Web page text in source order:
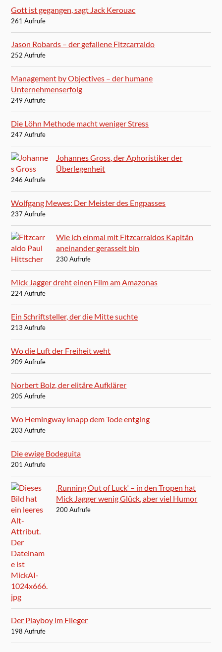
Gott ist gegangen, sagt Jack Kerouac
261 Aufrufe
Jason Robards – der gefallene Fitzcarraldo
252 Aufrufe
Management by Objectives – der humane
Unternehmenserfolg
249 Aufrufe
Die Löhn Methode macht weniger Stress
247 Aufrufe
Johannes Gross, der Aphoristiker der
Überlegenheit
246 Aufrufe
Wolfgang Mewes: Der Meister des Engpasses
237 Aufrufe
Wie ich einmal mit Fitzcarraldos Kapitän
aneinander gerasselt bin
230 Aufrufe
Mick Jagger dreht einen Film am Amazonas
224 Aufrufe
Ein Schriftsteller, der die Mitte suchte
213 Aufrufe
Wo die Luft der Freiheit weht
209 Aufrufe
Norbert Bolz, der elitäre Aufklärer
205 Aufrufe
Wo Hemingway knapp dem Tode entging
203 Aufrufe
Die ewige Bodeguita
201 Aufrufe
‚Running Out of Luck‘ – in den Tropen hat
Mick Jagger wenig Glück, aber viel Humor
200 Aufrufe
Der Playboy im Flieger
198 Aufrufe